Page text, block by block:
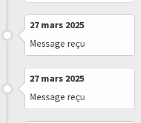
27 mars 2025
Message reçu
27 mars 2025
Message reçu